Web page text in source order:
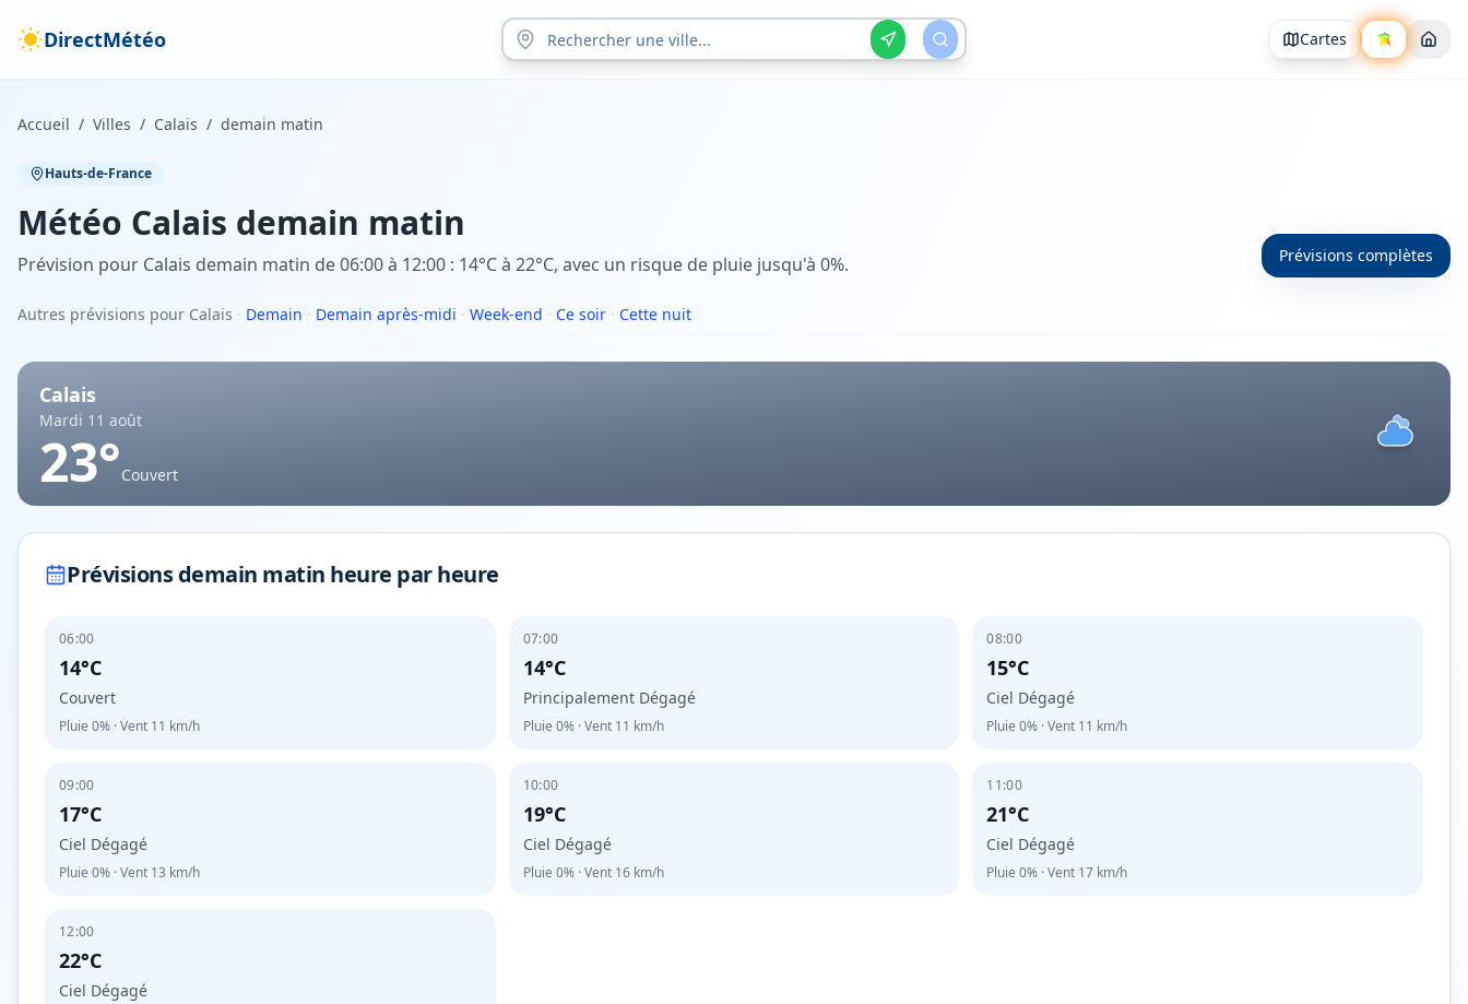
DirectMétéo Cartes
Accueil / Villes / Calais / demain matin
Hauts-de-France
Météo Calais demain matin
Prévision pour Calais demain matin de 06:00 à 12:00 : 14°C à 22°C, avec un risque de pluie jusqu'à 0%. Prévisions complètes
Autres prévisions pour Calais · Demain · Demain après-midi · Week-end · Ce soir · Cette nuit
Calais
Mardi 11 août
23°Couvert
Prévisions demain matin heure par heure
06:00
14°C
Couvert
Pluie 0% · Vent 11 km/h
07:00
14°C
Principalement Dégagé
Pluie 0%· Vent 11 km/h
08:00
15°C
Ciel Dégagé
Pluie0% · Vent 11 km/h
09:00
17°C
Ciel Dégagé
Pluie 0% · Vent 13 km/h
10:00
19°C
Ciel Dégagé
Pluie 0%· Vent 16km/h
11:00
21°C
Ciel Dégagé
Pluie0% · Vent 17 km/h
12:00
22°C
Ciel Dégagé